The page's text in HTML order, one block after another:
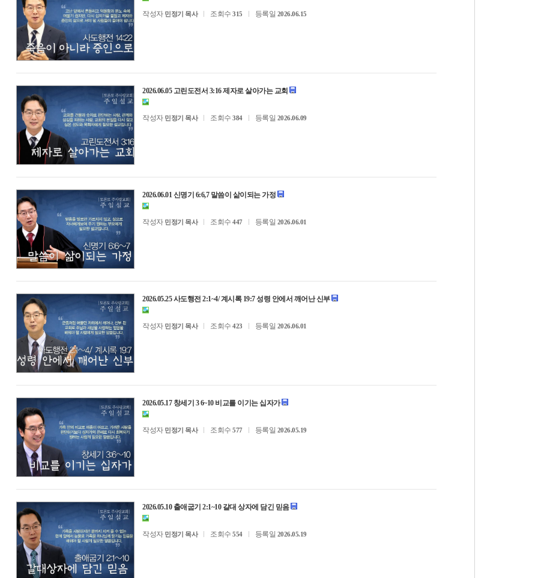
작성자 민정기 목사 조회수 315 등록일 2026.06.15
2026.06.05 고린도전서 3:16 제자로 살아가는 교회
작성자 민정기 목사 조회수 384 등록일 2026.06.09
2026.06.01 신명기 6:6,7 말씀이 삶이되는 가정
작성자 민정기 목사 조회수 447 등록일 2026.06.01
2026.05.25 사도행전 2:1~4/ 계시록 19:7 성령 안에서 깨어난 신부
작성자 민정기 목사 조회수 423 등록일 2026.06.01
2026.05.17 창세기 3 6~10 비교를 이기는 십자가
작성자 민정기 목사 조회수 577 등록일 2026.05.19
2026.05.10 출애굽기 2:1~10 갈대 상자에 담긴 믿음
작성자 민정기 목사 조회수 554 등록일 2026.05.19